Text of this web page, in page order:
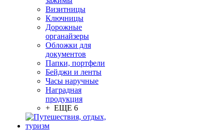
Визитницы
Ключницы
Дорожные
органайзеры
Обложки для
документов
Папки, портфели
Бейджи и ленты
Часы наручные
Наградная
продукция
+ ЕЩЕ 6